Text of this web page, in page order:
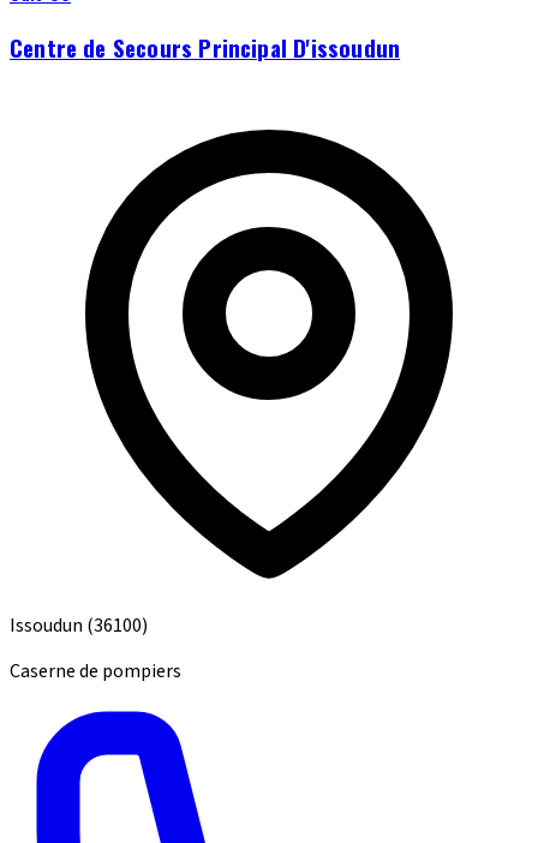
Centre de Secours Principal D'issoudun
Issoudun (36100)
Caserne de pompiers